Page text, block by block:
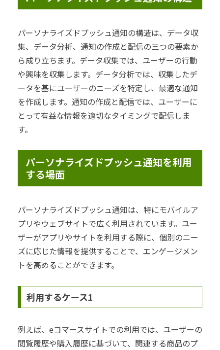
パーソナライズドプッシュ通知の構造は、データ収
集、データ分析、通知の作成と配信の三つの要素か
ら成り立ちます。データ収集では、ユーザーの行動
や興味を収集します。データ分析では、収集したデ
ータを基にユーザーのニーズを特定し、最適な通知
を作成します。通知の作成と配信では、ユーザーに
とって有益な情報を適切なタイミングで配信しま
す。
パーソナライズドプッシュ通知を利用
する場面
パーソナライズドプッシュ通知は、特にモバイルア
プリやウェブサイトで広く利用されています。ユー
ザーがアプリやサイトを利用する際に、個別のニー
ズに応じた情報を提供することで、エンゲージメン
トを高めることができます。
利用するケース1
例えば、eコマースサイトでの利用では、ユーザーの
閲覧履歴や購入履歴に基づいて、関連する商品のプ